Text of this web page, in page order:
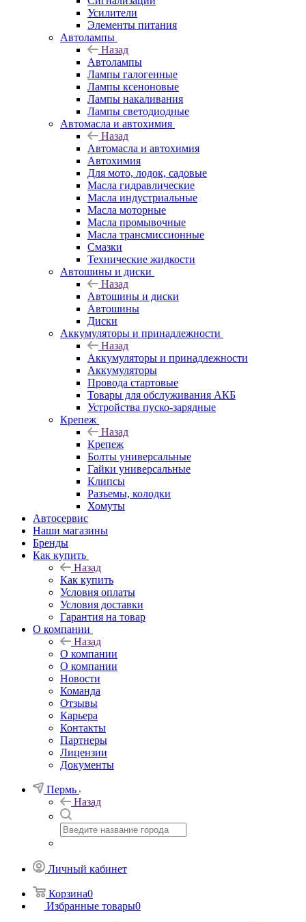
Усилители
Элементы питания
Автолампы
Назад
Автолампы
Лампы галогенные
Лампы ксеноновые
Лампы накаливания
Лампы светодиодные
Автомасла и автохимия
Назад
Автомасла и автохимия
Автохимия
Для мото, лодок, садовые
Масла гидравлические
Масла индустриальные
Масла моторные
Масла промывочные
Масла трансмиссионные
Смазки
Технические жидкости
Автошины и диски
Назад
Автошины и диски
Автошины
Диски
Аккумуляторы и принадлежности
Назад
Аккумуляторы и принадлежности
Аккумуляторы
Провода стартовые
Товары для обслуживания АКБ
Устройства пуско-зарядные
Крепеж
Назад
Крепеж
Болты универсальные
Гайки универсальные
Клипсы
Разъемы, колодки
Хомуты
Автосервис
Наши магазины
Бренды
Как купить
Назад
Как купить
Условия оплаты
Условия доставки
Гарантия на товар
О компании
Назад
О компании
О компании
Новости
Команда
Отзывы
Карьера
Контакты
Партнеры
Лицензии
Документы
Пермь
Назад
Личный кабинет
Корзина0
Избранные товары0